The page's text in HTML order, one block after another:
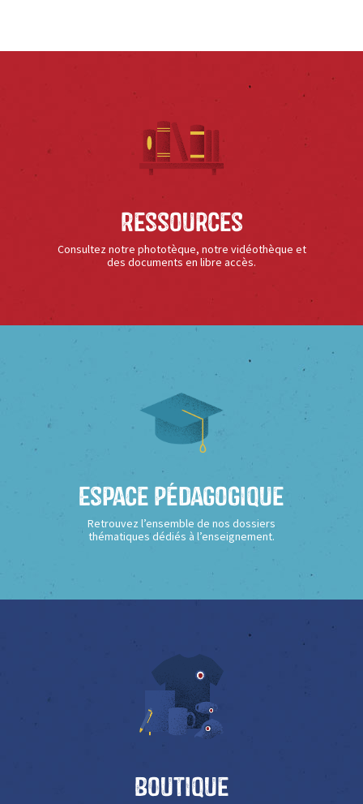
Ressources
Consultez notre phototèque, notre vidéothèque et
des documents en libre accès.
Espace Pédagogique
Retrouvez l’ensemble de nos dossiers
thématiques dédiés à l’enseignement.
Boutique